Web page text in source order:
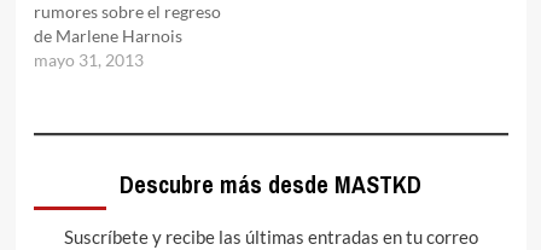
rumores sobre el regreso
de Marlene Harnois
mayo 31, 2013
Descubre más desde MASTKD
Suscríbete y recibe las últimas entradas en tu correo